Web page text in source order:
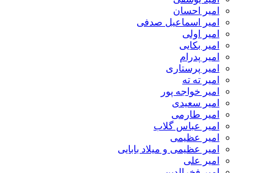
امیر احسان
امیر اسماعیل صدفی
امیر اولی
امیر بکایی
امیر پدرام
امیر پرستاری
امیر ته ته
امیر خواجه پور
امیر سعیدی
امیر طارمی
امیر عباس گلاب
امیر عظیمی
امیر عظیمی و میلاد بابایی
امیر علی